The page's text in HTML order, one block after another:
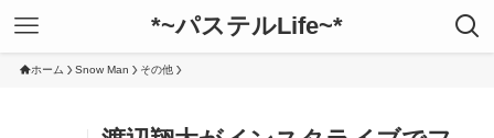
*~パステルLife~*
ホーム Snow Man その他